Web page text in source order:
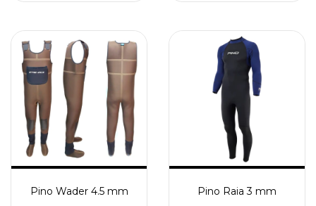
Pino Wader 4.5 mm Pino Raia 3 mm